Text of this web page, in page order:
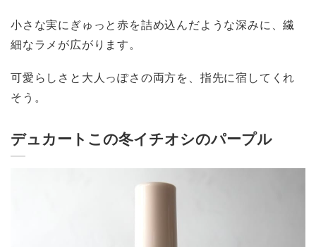
小さな実にぎゅっと赤を詰め込んだような深みに、繊
細なラメが広がります。
可愛らしさと大人っぽさの両方を、指先に宿してくれ
そう。
デュカートこの冬イチオシのパープル